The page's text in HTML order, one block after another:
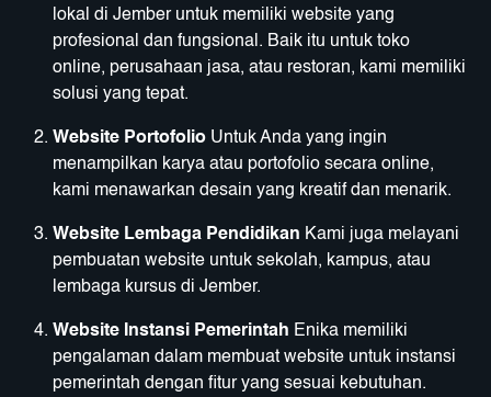
lokal di Jember untuk memiliki website yang
profesional dan fungsional. Baik itu untuk toko
online, perusahaan jasa, atau restoran, kami memiliki
solusi yang tepat.
Website Portofolio Untuk Anda yang ingin
menampilkan karya atau portofolio secara online,
kami menawarkan desain yang kreatif dan menarik.
Website Lembaga Pendidikan Kami juga melayani
pembuatan website untuk sekolah, kampus, atau
lembaga kursus di Jember.
Website Instansi Pemerintah Enika memiliki
pengalaman dalam membuat website untuk instansi
pemerintah dengan fitur yang sesuai kebutuhan.